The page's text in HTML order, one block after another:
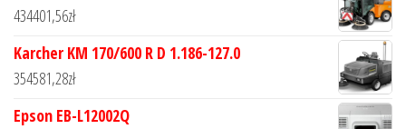
434401,56zł
Karcher KM 170/600 R D 1.186-127.0
354581,28zł
Epson EB-L12002Q